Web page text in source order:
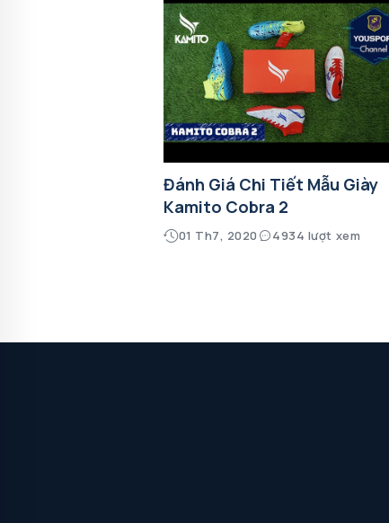
Đánh Giá Chi Tiết Mẫu Giày
Kamito Cobra 2
01 Th7, 2020 4934 lượt xem